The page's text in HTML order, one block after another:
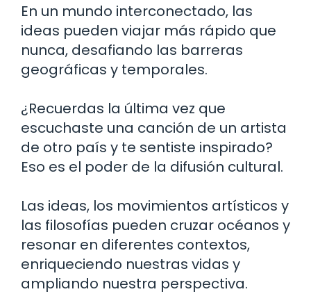
En un mundo interconectado, las
ideas pueden viajar más rápido que
nunca, desafiando las barreras
geográficas y temporales.
¿Recuerdas la última vez que
escuchaste una canción de un artista
de otro país y te sentiste inspirado?
Eso es el poder de la difusión cultural.
Las ideas, los movimientos artísticos y
las filosofías pueden cruzar océanos y
resonar en diferentes contextos,
enriqueciendo nuestras vidas y
ampliando nuestra perspectiva.